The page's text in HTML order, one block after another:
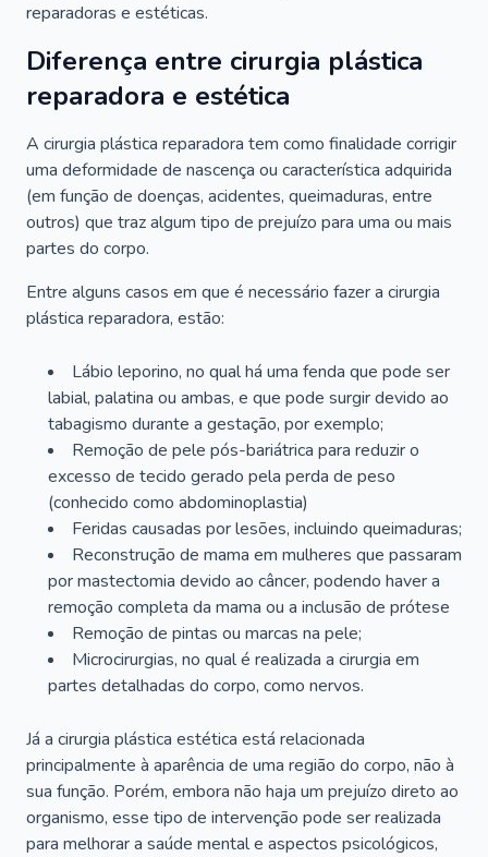
reparadoras e estéticas.
Diferença entre cirurgia plástica
reparadora e estética
A cirurgia plástica reparadora tem como finalidade corrigir
uma deformidade de nascença ou característica adquirida
(em função de doenças, acidentes, queimaduras, entre
outros) que traz algum tipo de prejuízo para uma ou mais
partes do corpo.
Entre alguns casos em que é necessário fazer a cirurgia
plástica reparadora, estão:
Lábio leporino, no qual há uma fenda que pode ser
labial, palatina ou ambas, e que pode surgir devido ao
tabagismo durante a gestação, por exemplo;
Remoção de pele pós-bariátrica para reduzir o
excesso de tecido gerado pela perda de peso
(conhecido como abdominoplastia)
Feridas causadas por lesões, incluindo queimaduras;
Reconstrução de mama em mulheres que passaram
por mastectomia devido ao câncer, podendo haver a
remoção completa da mama ou a inclusão de prótese
Remoção de pintas ou marcas na pele;
Microcirurgias, no qual é realizada a cirurgia em
partes detalhadas do corpo, como nervos.
Já a cirurgia plástica estética está relacionada
principalmente à aparência de uma região do corpo, não à
sua função. Porém, embora não haja um prejuízo direto ao
organismo, esse tipo de intervenção pode ser realizada
para melhorar a saúde mental e aspectos psicológicos,